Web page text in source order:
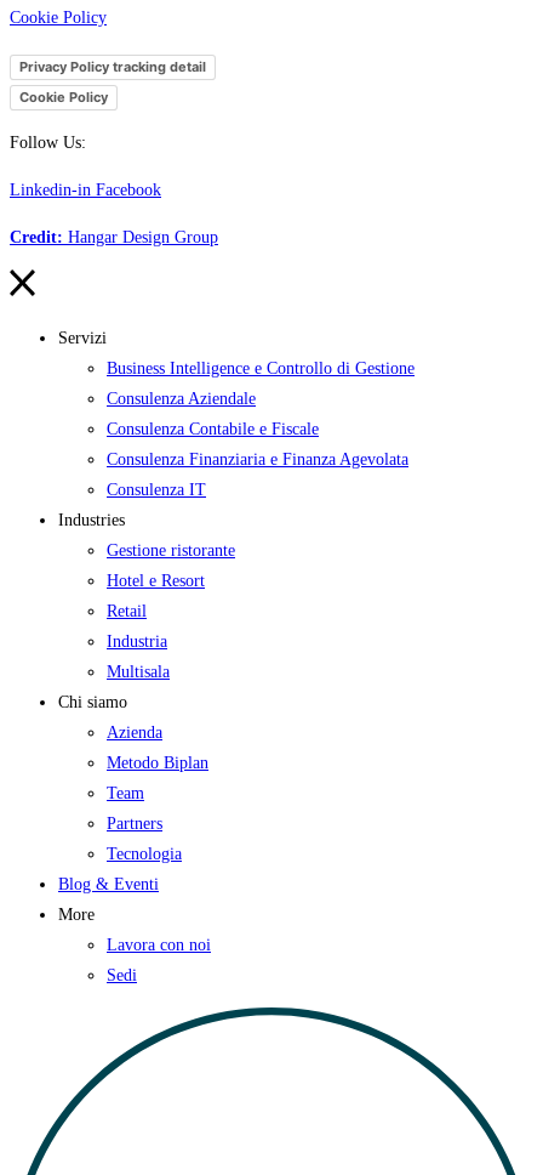
Cookie Policy
Privacy Policy tracking detail
Cookie Policy
Follow Us:
Linkedin-in Facebook
Credit: Hangar Design Group
Servizi
Business Intelligence e Controllo di Gestione
Consulenza Aziendale
Consulenza Contabile e Fiscale
Consulenza Finanziaria e Finanza Agevolata
Consulenza IT
Industries
Gestione ristorante
Hotel e Resort
Retail
Industria
Multisala
Chi siamo
Azienda
Metodo Biplan
Team
Partners
Tecnologia
Blog & Eventi
More
Lavora con noi
Sedi